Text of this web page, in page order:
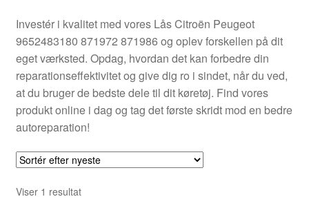
Privatlivspolitik
Vilkår og betingelser
Investér i kvalitet med vores Lås Citroën Peugeot
9652483180 871972 871986 og oplev forskellen på dit
eget værksted. Opdag, hvordan det kan forbedre din
reparationseffektivitet og give dig ro i sindet, når du ved,
at du bruger de bedste dele til dit køretøj. Find vores
produkt online i dag og tag det første skridt mod en bedre
autoreparation!
Viser 1 resultat